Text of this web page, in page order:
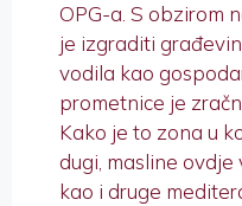
OPG-a. S obzirom
je izgraditi
vodila kao
prometnice je
Kako je to zona u
dugi, masline
kao i druge